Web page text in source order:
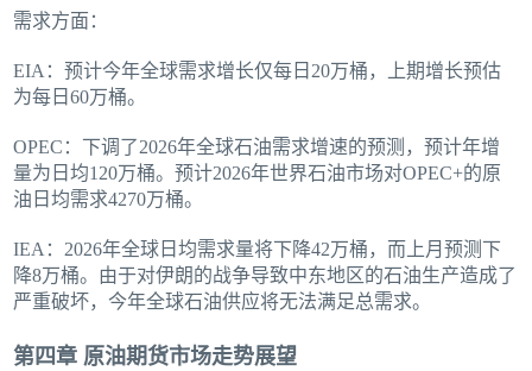
需求方面：
EIA：预计今年全球需求增长仅每日20万桶，上期增长预估
为每日60万桶。
OPEC：下调了2026年全球石油需求增速的预测，预计年增
量为日均120万桶。预计2026年世界石油市场对OPEC+的原
油日均需求4270万桶。
IEA：2026年全球日均需求量将下降42万桶，而上月预测下
降8万桶。由于对伊朗的战争导致中东地区的石油生产造成了
严重破坏，今年全球石油供应将无法满足总需求。
第四章 原油期货市场走势展望